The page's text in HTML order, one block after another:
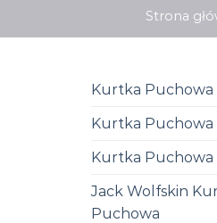
Strona
Kurtka Puchowa
Kurtka Puchowa
Kurtka Puchowa
Jack Wolfskin
Puchowa